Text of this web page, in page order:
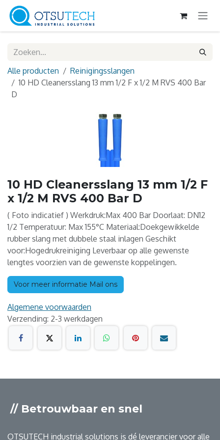
Overslaan naar inhoud
Alle producten
Reinigingsslangen
10 HD Cleanersslang 13 mm 1/2 F x 1/2 M RVS 400 Bar
D
10 HD Cleanersslang 13 mm 1/2 F
x 1/2 M RVS 400 Bar D
( Foto indicatief ) Werkdruk:Max 400 Bar Doorlaat: DN12
1/2 Temperatuur: Max 155°C Materiaal:Doekgewikkelde
rubber slang met dubbele staal inlagen Geschikt
voor:Hogedrukreiniging Leverbaar op alle gewenste
lengtes voorzien van de gewenste koppelingen.
Voor meer informatie Mail ons
Algemene voorwaarden
Verzending: 2-3 werkdagen
// Betrouwbaar en snel
OTSUTECH industrial solutions is dé leverancier voor alle